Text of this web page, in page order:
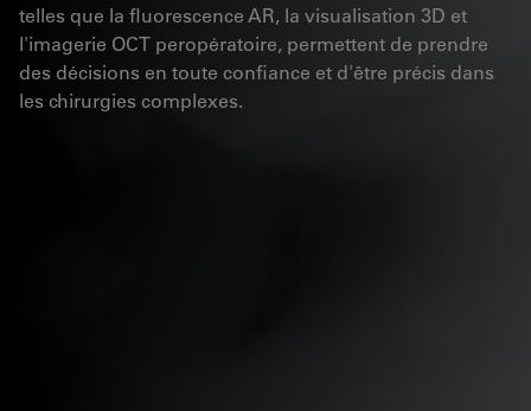
telles que la fluorescence AR, la visualisation 3D et
l'imagerie OCT peropératoire, permettent de prendre
des décisions en toute confiance et d'être précis dans
les chirurgies complexes.